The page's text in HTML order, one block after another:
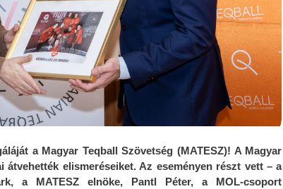
a Magyar Teqball Szövetség (MATESZ)! A Magyar
elismeréseiket. Az eseményen részt vett – a
a MATESZ elnöke, Pantl Péter, a MOL-csoport